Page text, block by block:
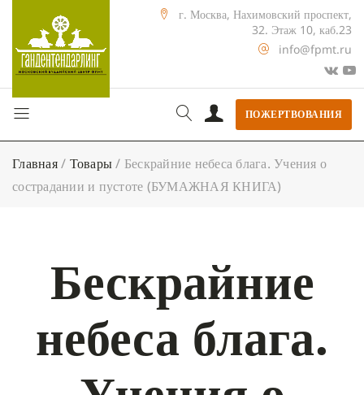
г. Москва, Нахимовский проспект,
32. Этаж 10, каб.23
info@fpmt.ru
ПОЖЕРТВОВАНИЯ
Главная/ Товары/ Бескрайние небеса блага. Учения о
сострадании и пустоте (БУМАЖНАЯ КНИГА)
Бескрайние
небеса блага.